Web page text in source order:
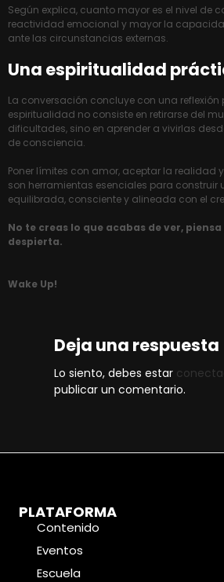
Según explica, cuanto mayor es el nivel de
reactividad emocional y mayor la
ante las circunstancias externas.
Una espiritualidad
La conversación concluye con una reflexión
espiritualidad no consiste en retirarse del
dificultades, sino en aprender a vivirlas
de consciencia.
Poner límites con amor, aceptar la realidad
son herramientas esenciales para construir
equilibrada, consciente y alineada con el
No te creas lo que acabas de ver,
despierta.
Wake Up!
Deja una respuesta
Lo siento, debes estar
publicar un comentario.
PLATAFORMA
Contenido
Eventos
Escuela